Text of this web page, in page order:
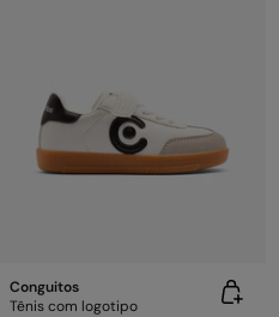
Conguitos
Tênis com logotipo